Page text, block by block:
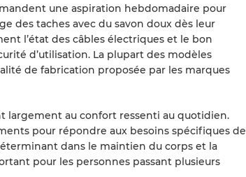
une aspiration hebdomadaire pour
des taches avec du savon doux dès leur
l’état des câbles électriques et le bon
d’utilisation. La plupart des modèles
de fabrication proposée par les marques
largement au confort ressenti au quotidien.
pour répondre aux besoins spécifiques de
dans le maintien du corps et la
pour les personnes passant plusieurs